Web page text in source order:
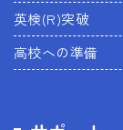
英検(R)突破
高校への準備